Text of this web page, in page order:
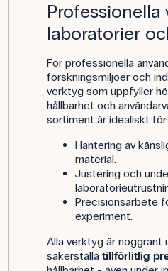
laboratorier
För professionella
forskningsmiljöer och
verktyg som uppfyller
hållbarhet och
sortiment är idealiskt för:
Hantering av
material.
Justering och
Precisionsarbete
experiment.
Alla verktyg är noggrant
säkerställa tillförlitlig